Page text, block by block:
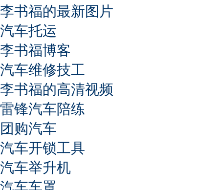
李书福的最新图片
汽车托运
李书福博客
汽车维修技工
李书福的高清视频
雷锋汽车陪练
团购汽车
汽车开锁工具
汽车举升机
汽车车罩